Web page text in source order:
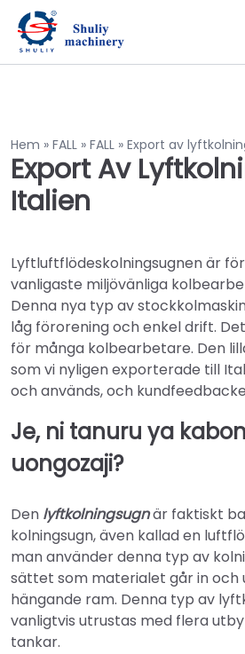
Hem » FALL » FALL » Export av
Export Av
Italien
Lyftluftflödeskolningsugnen är
vanligaste miljövänliga
Denna nya typ av
låg förorening och enkel drift.
för många kolbearbetare. Den
som vi nyligen exporterade till
och används, och
Je, ni tanuru ya
uongozaji?
Den lyftkolningsugnär faktiskt
kolningsugn, även kallad en
man använder denna typ av
sättet som materialet går in och
hängande ram. Denna typ av
vanligtvis utrustas med flera
tankar.